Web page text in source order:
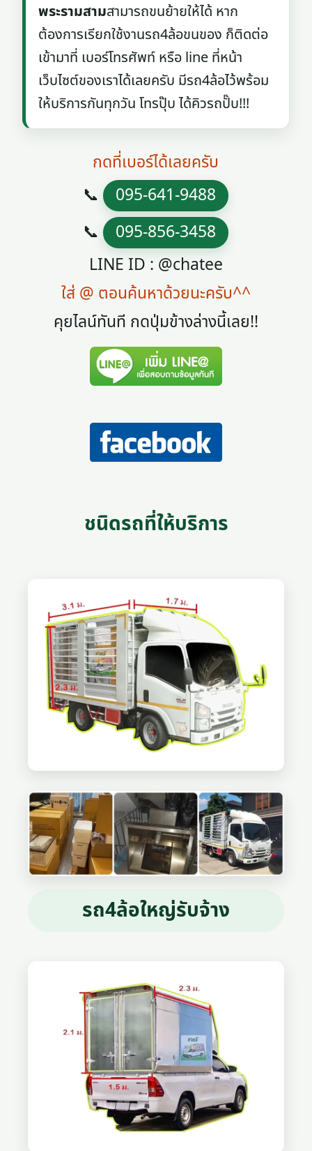
พระรามสามสามารถขนย้ายให้ได้ หาก
ต้องการเรียกใช้งานรถ4ล้อขนของ ก็ติดต่อ
เข้ามาที่ เบอร์โทรศัพท์ หรือ line ที่หน้า
เว็บไซต์ของเราได้เลยครับ มีรถ4ล้อไว้พร้อม
ให้บริการกันทุกวัน โทรปุ๊บ ได้คิวรถปั๊บ!!!
กดที่เบอร์ได้เลยครับ
📞 095-641-9488
📞 095-856-3458
LINE ID : @chatee
ใส่ @ ตอนค้นหาด้วยนะครับ^^
คุยไลน์ทันที กดปุ่มข้างล่างนี้เลย!!
ชนิดรถที่ให้บริการ
รถ4ล้อใหญ่รับจ้าง